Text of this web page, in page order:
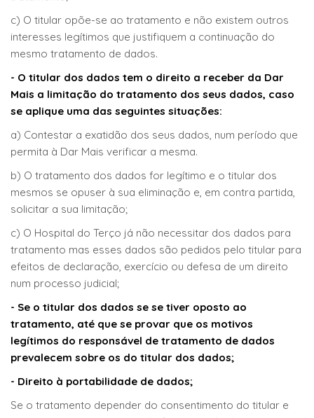
c) O titular opõe-se ao tratamento e não existem outros
interesses legítimos que justifiquem a continuação do
mesmo tratamento de dados.
- O titular dos dados tem o direito a receber da Dar
Mais a limitação do tratamento dos seus dados, caso
se aplique uma das seguintes situações:
a) Contestar a exatidão dos seus dados, num período que
permita à Dar Mais verificar a mesma.
b) O tratamento dos dados for legítimo e o titular dos
mesmos se opuser à sua eliminação e, em contra partida,
solicitar a sua limitação;
c) O Hospital do Terço já não necessitar dos dados para
tratamento mas esses dados são pedidos pelo titular para
efeitos de declaração, exercício ou defesa de um direito
num processo judicial;
- Se o titular dos dados se se tiver oposto ao
tratamento, até que se provar que os motivos
legítimos do responsável de tratamento de dados
prevalecem sobre os do titular dos dados;
- Direito à portabilidade de dados;
Se o tratamento depender do consentimento do titular e